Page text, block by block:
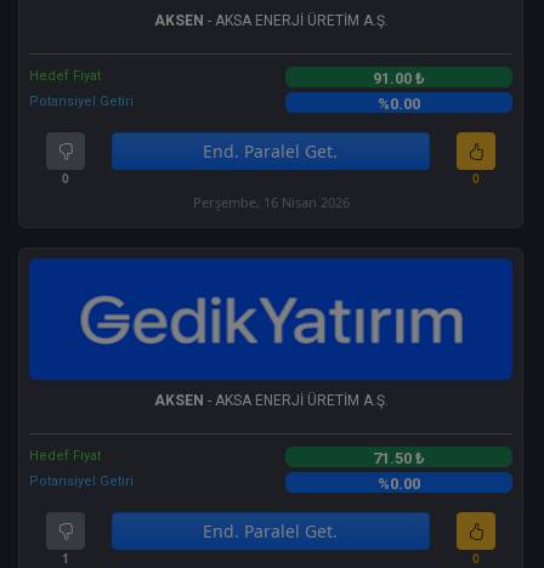
AKSEN - AKSA ENERJİ ÜRETİM A.Ş.
Hedef Fiyat 91.00 ₺
Potansiyel Getiri %0.00
0
End. Paralel Get.
0
Perşembe, 16 Nisan 2026
AKSEN - AKSA ENERJİ ÜRETİM A.Ş.
Hedef Fiyat 71.50 ₺
Potansiyel Getiri %0.00
1
End. Paralel Get.
0